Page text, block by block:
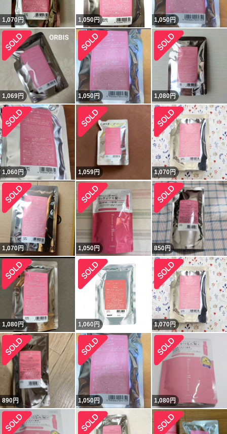
1,070円 1,050円 1,050円
1,069円 1,050円 1,080円
1,060円 1,059円 1,070円
1,070円 1,050円 850円
1,080円 1,060 円 1,070円
890円 1,050円 1,080円